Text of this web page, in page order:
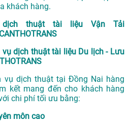
khách hàng.
thuật tài liệu Vận Tải
dịch thuật tài liệu Du lịch - Lưu
vụ dịch thuật tại Đồng Nai hàng
kết mang đến cho khách hàng
chi phí tối ưu bằng:
môn cao